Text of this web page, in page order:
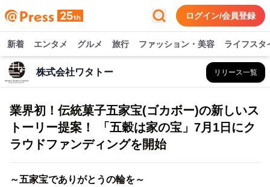
ログイン/会員登録
新着 エンタメ グルメ 旅行 ファッション・美容 ライフスタ
株式会社ワタトー リリース一覧
業界初！伝統菓子五家宝(ゴカボー)の新しいス
トーリー提案！ 「五穀は家の宝」7月1日にク
ラウドファンディングを開始
～五家宝でありがとうの輪を～